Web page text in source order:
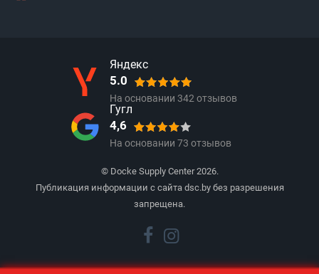
Яндекс
5.0
На основании 342отзывов
Гугл
4,6
На основании 73 отзывов
© Docke Supply Center 2026.
Публикация информации с сайта dsc.by без разрешения
запрещена.